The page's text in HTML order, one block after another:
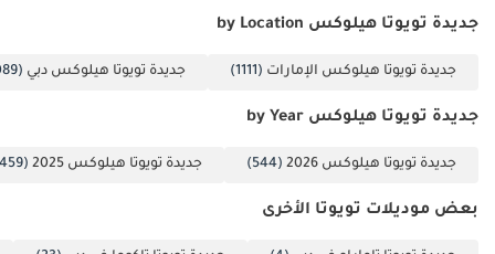
جديدة تويوتا هيلوكس by Location
جديدة تويوتا هيلوكس الإمارات (1111) جديدة تويوتا هيلوكس دبي (1089)
جديدة تويوتا هيلوكس by Year
جديدة تويوتا هيلوكس 2026 (544) جديدة تويوتا هيلوكس 2025 (459)
بعض موديلات تويوتا الأخرى